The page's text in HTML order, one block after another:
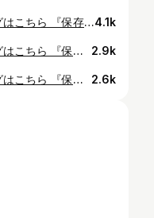
・@nimu.fit👈他のトレーニングはこちら 『保存』して一緒に頑張ろう😎 今回は下半身トレーニングを3種類ご紹介します❗️ ・ストレートキックバック 四つん這いの状態から片足を後方、斜め上に伸ばす できるだけ高い位置まで伸ばす 足を上げた時にお尻が収縮していることを感じながら行う 足を上げる位置が低くなりすぎないように注意 ・ファイヤーハイドラント 四つん這いの姿勢から膝を直角に曲げて横から足を上げる 足は股関節と同じ高さになるくらいまで上げる 身体が外を向かないように真っ直ぐ固定する ・オルタネイティングキックバック プランクの姿勢から交互に足を真上に上げる 片足を上げた時に身体がブレないようにお腹に力を入れる 後半お尻が下がって腰が反ってしまわないように気をつける 是非チャレンジしてみてください🔥 トレーニングが苦手な人は保存して いつでもできるようにしておきましょう☺️ tops/ @nike pants/ @nike shoes/ @nike ━━━━━━━━━━━━━━ 他のトレーニングはこちら 👇👇 @nimu.fit に飛んで下さい🙋‍♂️ 今回のトレーニングをやる❗️って方はコメント欄に『やる🔥』とコメントいただけると嬉しいです😎🔥 #痩せる方法 #筋トレダイエット #筋トレメニュー #絶対痩せる #ヒップアップ #下半身痩せ #痩せる習慣 #宅トレ #家トレ #身体作り #自宅トレーニング #ダイエット方法 #フィットネス #ダイエットアカウント #ボディメイク #初心者トレーニング #筋トレ初心者 #自重トレーニング #筋トレ動画 #パーソナル #健康 #運動 #動画 #関西 #兵庫4.1k
・@nimu.fit👈他のトレーニングはこちら 『保存』して一緒に頑張ろう😎 今回は腹筋トレーニングを3種類ご紹介します❗️ ・シーテッドレッグリフト 背筋を伸ばして膝を曲げないように太ももの付け根から足を上げる 両手を頭の後ろに置いて肘を外に広げて胸を張る 顔は正面を向くように！ ・サイドトゥサイドクランチ 身体を左右に傾けながら両足を伸ばす 両手は補助として床に置いておく 膝を曲げる時は胸につける意識で！ 動きは止めずに流れるように行う ・シーテッドローテーション 対角の肘と膝をくっつけるように上体を捻りながら片足を引き寄せる 身体を後ろに倒しすぎないように気をつける 背中が丸くならないように意識する 是非チャレンジしてみてください🔥 トレーニングが苦手な人は保存して いつでもできるようにしておきましょう☺️ tops/ @canterburyofnz pants/ @canterburyofnz shoes/ @nike ━━━━━━━━━━━━━━ 他のトレーニングはこちら 👇👇 @nimu.fit に飛んで下さい🙋‍♂️ 今回のトレーニングをやるぜ❗️って方はコメント欄に『やる🔥』とコメントいただけると嬉しいです😎🔥 #痩せる方法 #筋トレダイエット #筋トレメニュー #絶対痩せる #お腹痩せ #腹筋 #シックスパック #痩せる習慣 #宅トレ #家トレ #身体作り #自宅トレーニング #ダイエット方法 #フィットネス #ダイエットアカウント #ボディメイク #初心者トレーニング #筋トレ初心者 #自重トレーニング #筋トレ動画 #運動 #関西 #兵庫 2.9k
・@nimu.fit👈他のトレーニングはこちら 『保存』して一緒に頑張ろう😎 今回は腹筋トレーニングを3種類ご紹介します❗️ ・スクリュープランク 膝を両手の手首に交互に近づけて腹筋を収縮させる 肩が手より前に出過ぎないように注意！ 肘はしっかり伸ばす！ ・エアベイビープランク プランクの姿勢から膝を手首→脇に近づけ、腹筋を収縮させる 膝が脇にきた時が最大限に収縮する時！ 速さは求めず丁寧に行う ・ニートゥノウズプランク プランクの姿勢から背中を丸め、片足を鼻に近づける 膝を鼻に近づける時に息を吐き切るくらいの意識で行う 足を上げた際に身体が左右にブレないように気をつける 是非チャレンジしてみて下さい🔥 トレーニングが苦手な人は保存して いつでもできるようにしておきましょう☺️ tops/ @nike @canterburyofnz pants/ @nike @canterburyofnz shoes/ @nike ━━━━━━━━━━━━━━ 他のトレーニングはこちら 👇👇 @nimu.fit に飛んで下さい🙋‍♂️ 今回のトレーニングをやる❗️って方はコメント欄に『やる🔥』とコメントいただけると嬉しいです☺️ #痩せる方法 #筋トレダイエット #筋トレメニュー #絶対痩せる #お腹痩せ #腹筋 #シックスパック #痩せる習慣 #宅トレ #家トレ #身体作り #自宅トレーニング #ダイエット方法 #フィットネス #ダイエットアカウント #ボディメイク #初心者トレーニング #筋トレ初心者 #自重トレーニング #筋トレ動画 #パーソナル #健康 #運動 #動画 #関西 #兵庫 2.6k